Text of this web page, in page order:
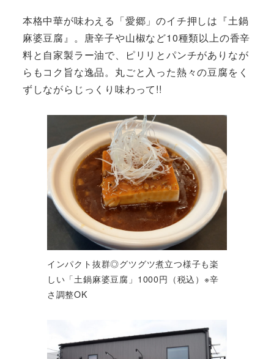
本格中華が味わえる「愛郷」のイチ押しは『土鍋
麻婆豆腐』。唐辛子や山椒など10種類以上の香辛
料と自家製ラー油で、ピリリとパンチがありなが
らもコク旨な逸品。丸ごと入った熱々の豆腐をく
ずしながらじっくり味わって!!
インパクト抜群◎グツグツ煮立つ様子も楽
しい「土鍋麻婆豆腐」1000円（税込）※辛
さ調整OK